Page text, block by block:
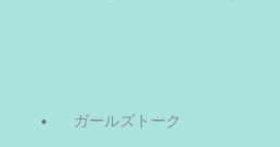
ガールズトーク